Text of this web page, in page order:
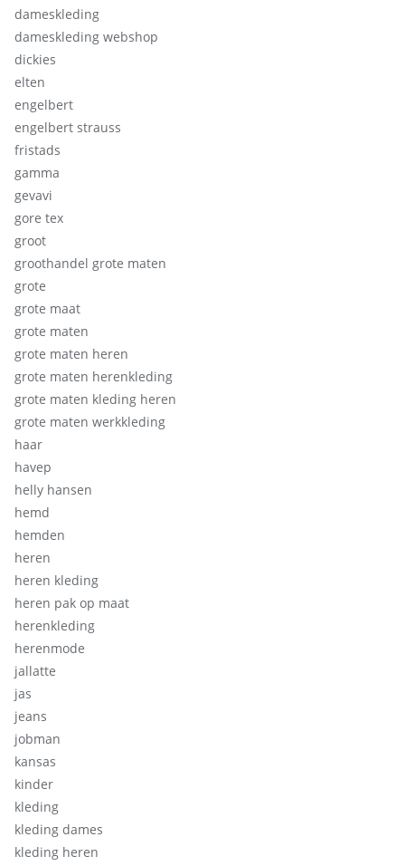
dameskleding
dameskleding webshop
dickies
elten
engelbert
engelbert strauss
fristads
gamma
gevavi
gore tex
groot
groothandel grote maten
grote
grote maat
grote maten
grote maten heren
grote maten herenkleding
grote maten kleding heren
grote maten werkkleding
haar
havep
helly hansen
hemd
hemden
heren
heren kleding
heren pak op maat
herenkleding
herenmode
jallatte
jas
jeans
jobman
kansas
kinder
kleding
kleding dames
kleding heren